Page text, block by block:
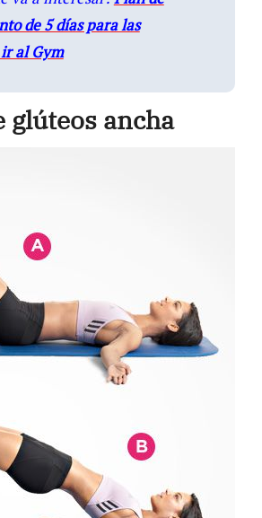
de 5 días para las
al Gym
glúteos ancha